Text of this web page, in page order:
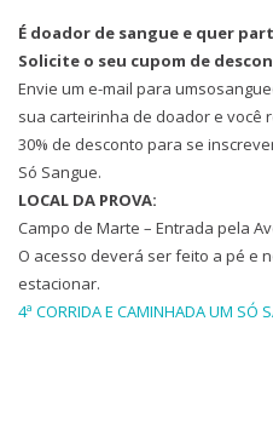
É doador de sangue e quer
Solicite o seu cupom de
Envie um e-mail para
sua carteirinha de doador e você
30% de desconto para se
Só Sangue.
LOCAL DA PROVA:
Campo de Marte – Entrada pela
O acesso deverá ser feito a pé e
estacionar.
4ª CORRIDA E CAMINHADA UM SÓ